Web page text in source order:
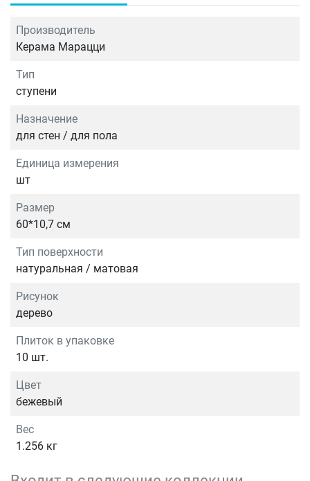
Производитель
Керама Марацци
Тип
ступени
Назначение
для стен / для пола
Единица измерения
шт
Размер
60*10,7 см
Тип поверхности
натуральная / матовая
Рисунок
дерево
Плиток в упаковке
10 шт.
Цвет
бежевый
Вес
1.256 кг